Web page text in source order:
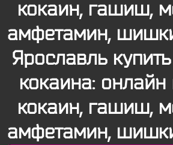
кокаин, гашиш,
амфетамин,
Ярославль
кокаина:
кокаин, гашиш,
амфетамин,